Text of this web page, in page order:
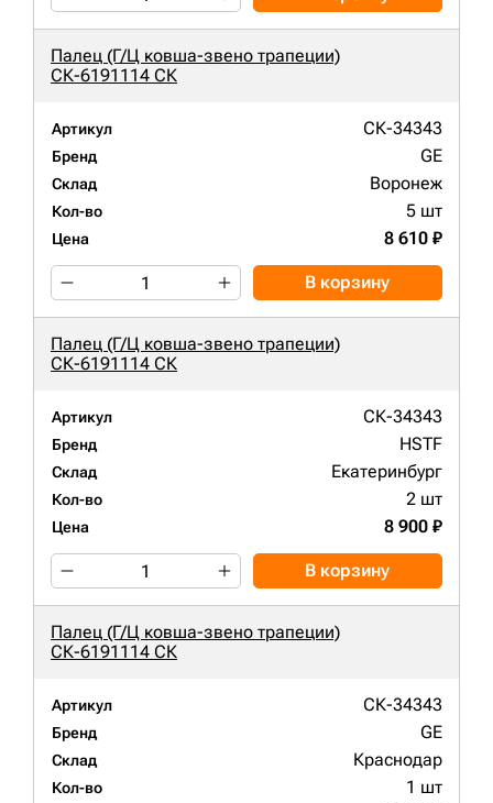
Палец (Г/Ц ковша-звено трапеции)
СК-6191114 СК
Артикул СК-34343
Бренд GE
Склад Воронеж
Кол-во 5 шт
Цена 8 610 ₽
В корзину
Палец (Г/Ц ковша-звено трапеции)
СК-6191114 СК
Артикул СК-34343
Бренд HSTF
Склад Екатеринбург
Кол-во 2 шт
Цена 8 900 ₽
В корзину
Палец (Г/Ц ковша-звено трапеции)
СК-6191114 СК
Артикул СК-34343
Бренд GE
Склад Краснодар
Кол-во 1 шт